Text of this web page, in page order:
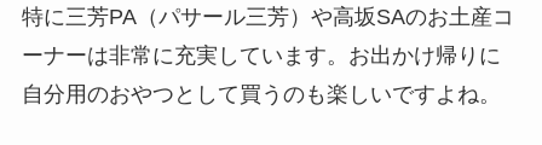
特に三芳PA（パサール三芳）や高坂SAのお土産コ
ーナーは非常に充実しています。お出かけ帰りに
自分用のおやつとして買うのも楽しいですよね。